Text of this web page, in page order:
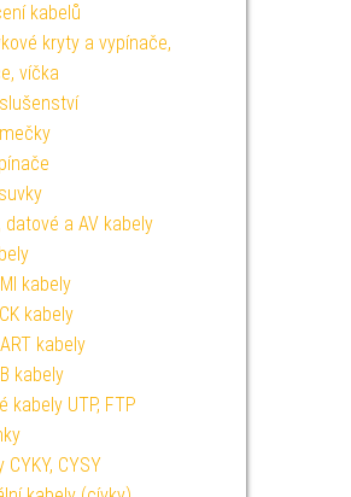
kabelů
kryty a vypínače,
víčka
datové a AV kabely
kabely
kabely
kabely
kabely
kabely UTP, FTP
CYKY, CYSY